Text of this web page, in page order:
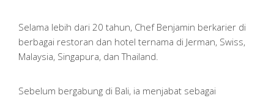
Selama lebih dari 20 tahun, Chef Benjamin berkarier di
berbagai restoran dan hotel ternama di Jerman, Swiss,
Malaysia, Singapura, dan Thailand.
Sebelum bergabung di Bali, ia menjabat sebagai